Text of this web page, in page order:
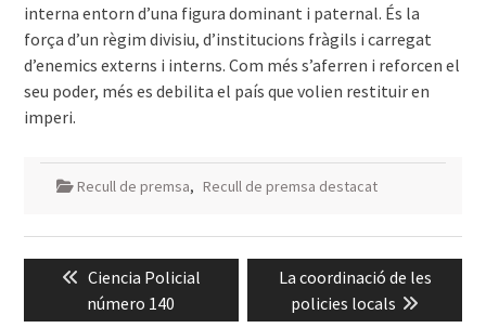
interna entorn d’una figura dominant i paternal. És la
força d’un règim divisiu, d’institucions fràgils i carregat
d’enemics externs i interns. Com més s’aferren i reforcen el
seu poder, més es debilita el país que volien restituir en
imperi.
Recull de premsa, Recull de premsa destacat
d'entrades
Previous
post:
Ciencia Policial
número 140
Next
post:
La coordinació de les
policies locals